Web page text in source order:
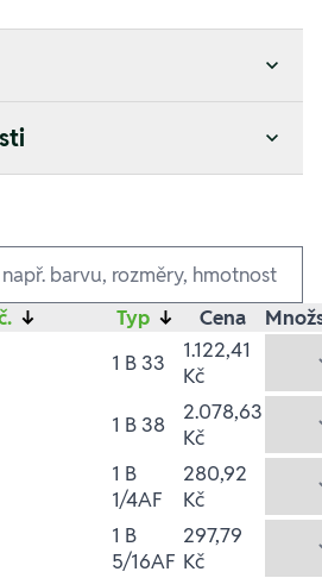
↓ Typ ↓ Cena
1 B 33
1.122,41
Kč
1 B 38
2.078,63
Kč
1 B
1/4AF
280,92
Kč
1 B
5/16AF
297,79
Kč